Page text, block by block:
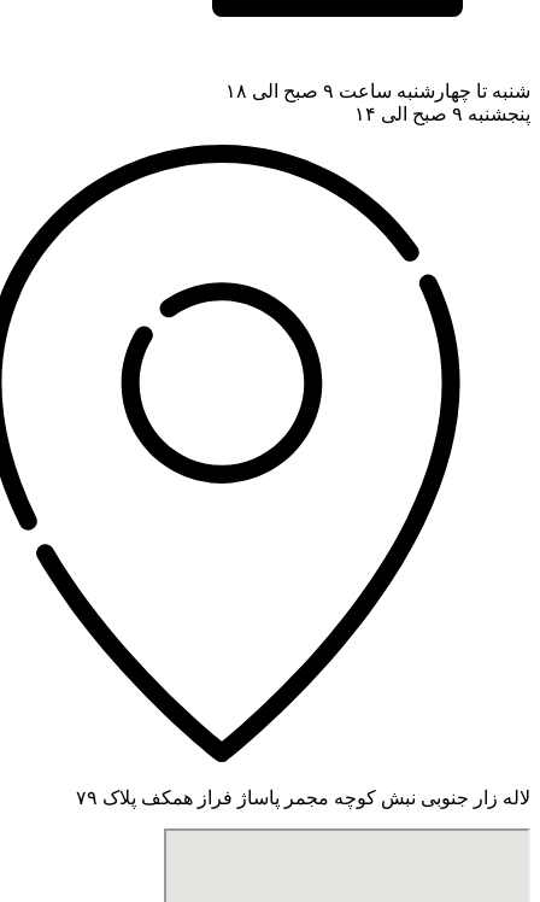
شنبه تا چهارشنبه ساعت ۹ صبح الی ۱۸
پنجشنبه ۹ صبح الی ۱۴
لاله زار جنوبی نبش کوچه مجمر پاساژ فراز همکف پلاک ۷۹